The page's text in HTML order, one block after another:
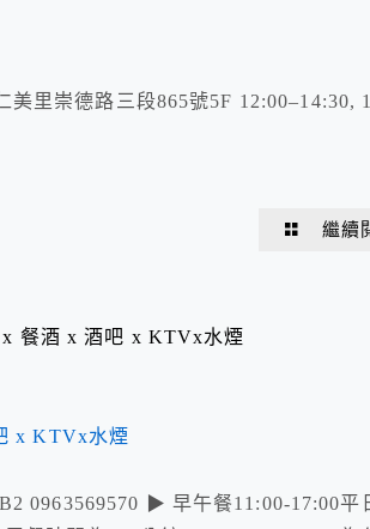
里崇德路三段865號5F 12:00–14:30,
繼續
x 餐酒 x 酒吧 x KTVx水煙
0963569570 ▶ 早午餐11:00-17:00平